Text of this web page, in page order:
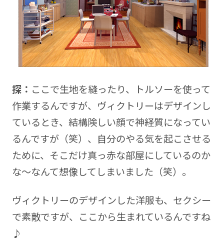
探： ここで生地を縫ったり、トルソーを使って
作業するんですが、ヴィクトリーはデザインし
ているとき、結構険しい顔で神経質になってい
るんですが（笑）、自分のやる気を起こさせる
ために、そこだけ真っ赤な部屋にしているのか
な～なんて想像してしまいました（笑）。
ヴィクトリーのデザインした洋服も、セクシー
で素敵ですが、ここから生まれているんですね
♪